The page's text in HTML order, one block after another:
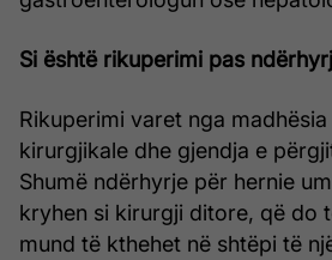
Si është rikuperimi pas
Rikuperimi varet nga
kirurgjikale dhe gjendja e
Shumë ndërhyrje për hernie
kryhen si kirurgji ditore, që do
mund të kthehet në shtëpi të